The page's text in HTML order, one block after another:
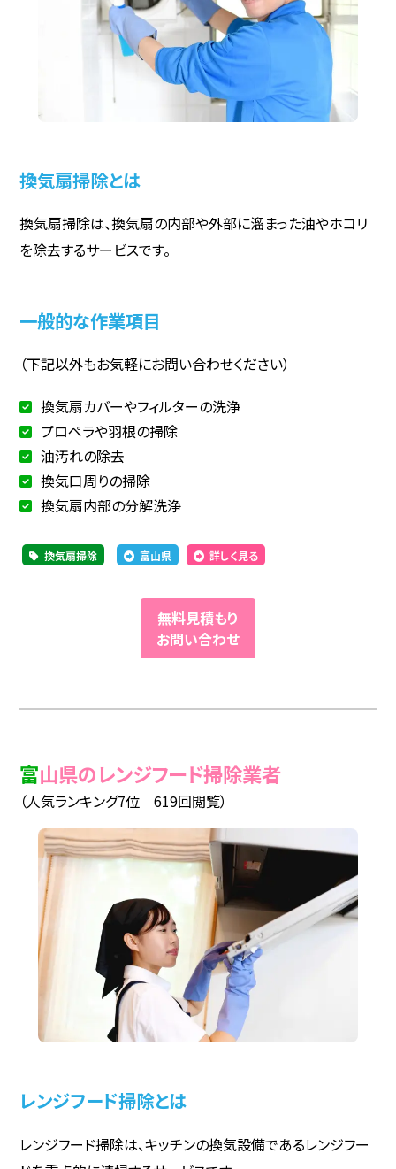
換気扇掃除とは
換気扇掃除は、換気扇の内部や外部に溜まった油やホコリ
を除去するサービスです。
一般的な作業項目
（下記以外もお気軽にお問い合わせください）
換気扇カバーやフィルターの洗浄
プロペラや羽根の掃除
油汚れの除去
換気口周りの掃除
換気扇内部の分解洗浄
換気扇掃除 富山県 詳しく見る
無料見積もり
お問い合わせ
富山県のレンジフード掃除業者
（人気ランキング7位 619回閲覧）
レンジフード掃除とは
レンジフード掃除は、キッチンの換気設備であるレンジフー